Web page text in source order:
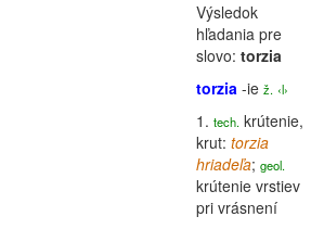
Výsledok
hľadania pre
slovo: torzia
torzia -ie ž. ‹l›
1. tech. krútenie,
krut: torzia
hriadeľa; geol.
krútenie vrstiev
pri vrásnení